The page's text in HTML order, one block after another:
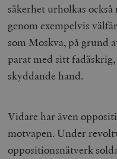
säkerhet urholkas
genom exempelvis
som Moskva, på grund
parat med sitt
skyddande hand.
Vidare har även
motvapen. Under
oppositionsnätverk